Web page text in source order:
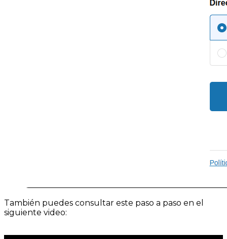
También puedes consultar este paso a paso en el
siguiente video: